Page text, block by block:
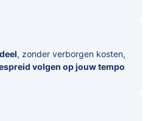
, zonder verborgen kosten,
volgen op jouw tempo